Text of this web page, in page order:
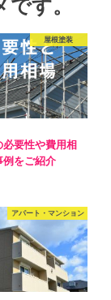
す。
屋根塗装
必要性や費用相
例をご紹介
アパート・マンション